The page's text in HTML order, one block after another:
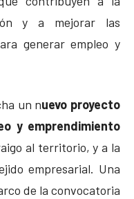
y a mejorar las
generar empleo y
un nuevo proyecto
y emprendimiento
al territorio, y a la
empresarial. Una
de la convocatoria